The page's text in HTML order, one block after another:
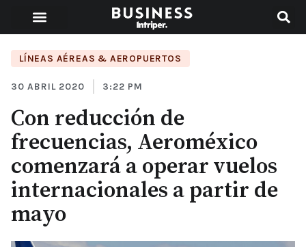
LÍNEAS AÉREAS & AEROPUERTOS
30 ABRIL 2020 3:22 PM
Con reducción de
frecuencias, Aeroméxico
comenzará a operar vuelos
internacionales a partir de
mayo